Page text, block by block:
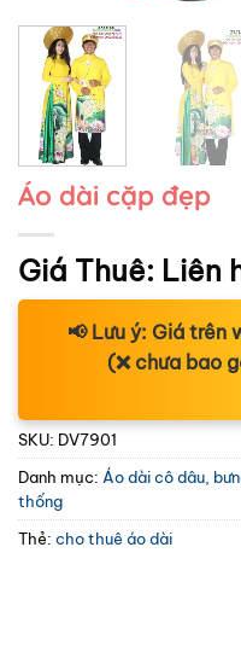
Áo dài cặp đẹp
Giá Thuê: Liên
📢 Lưu ý: Giá trên
(❌ chưa bao
SKU: DV7901
Danh mục: Áo dài cô dâu,
thống
Thẻ: cho thuê áo dài